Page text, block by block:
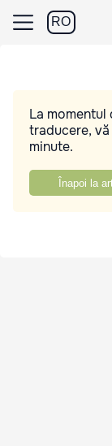
RO
La
traducere,
minute.
Înapoi la